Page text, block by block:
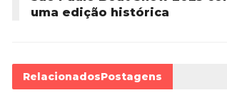
uma edição histórica
RelacionadosPostagens